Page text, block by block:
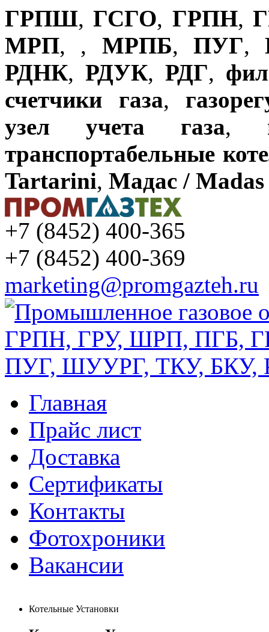
ГРПШ,ГСГО, ГРПН,
МРП, , МРПБ, ПУГ,
РДНК, РДУК, РДГ,
счетчики газа,
узел учета газа,
транспортабельные
Tartarini, Мадас / Madas
+7 (8452) 400-365
+7 (8452) 400-369
marketing@promgazteh.ru
Главная
Прайс лист
Доставка
Сертификаты
Контакты
Фотохроники
Вакансии
Котельные Установки